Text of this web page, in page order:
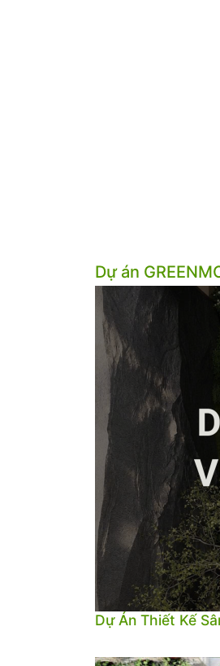
Dự án
Dự Án Thiết Kế